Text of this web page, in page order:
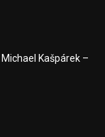
Kašpárek –